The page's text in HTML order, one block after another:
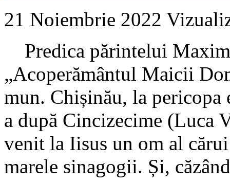
21 Noiembrie 2022
Predica părintelui
„Acoperământul Maicii
mun. Chișinău, la
a după Cincizecime (Luca
venit la Iisus un om al
marele sinagogii. Și,